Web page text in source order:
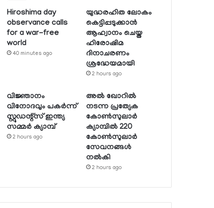
Hiroshima day
observance calls
for a war-free
world
40 minutes ago
യുദ്ധരഹിത ലോകം
കെട്ടിപ്പടുക്കാന്‍
ആഹ്വാനം ചെയ്ത
ഹിരോഷിമ
ദിനാചരണം
ശ്രദ്ധേയമായി
2 hours ago
വിജ്ഞാനം
വിനോദവും പകര്‍ന്ന്
സ്റ്റുഡന്റ്‌സ് ഇന്ത്യ
സമ്മര്‍ ക്യാമ്പ്
2 hours ago
അല്‍ ഖോറില്‍
നടന്ന പ്രത്യേക
കോണ്‍സുലാര്‍
ക്യാമ്പില്‍ 220
കോണ്‍സുലാര്‍
സേവനങ്ങള്‍
നല്‍കി
2 hours ago